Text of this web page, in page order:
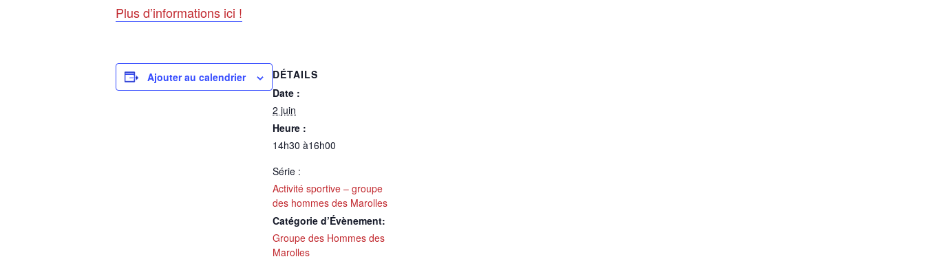
Plus d’informations ici !
Ajouter au calendrier
DÉTAILS
Date :
2 juin
Heure :
14h30 à16h00
Série :
Activité sportive – groupe
des hommes des Marolles
Catégorie d’Évènement:
Groupe des Hommes des
Marolles